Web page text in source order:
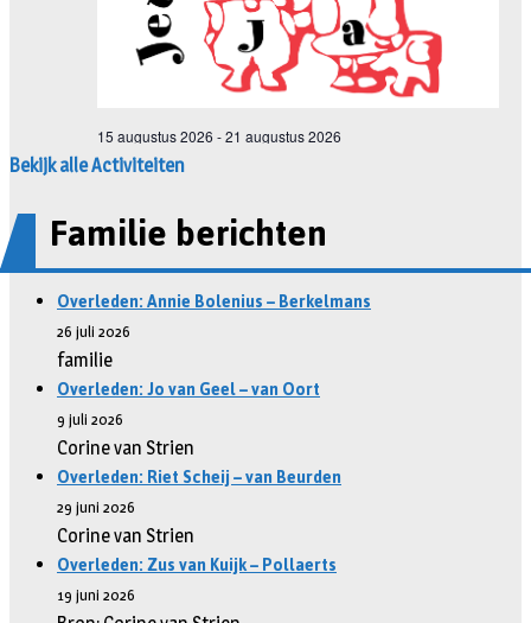
Bekijk alle Activiteiten
Familie berichten
Overleden: Annie Bolenius – Berkelmans
26 juli 2026
familie
Overleden: Jo van Geel – van Oort
9 juli 2026
Corine van Strien
Overleden: Riet Scheij – van Beurden
29 juni 2026
Corine van Strien
Overleden: Zus van Kuijk – Pollaerts
19 juni 2026